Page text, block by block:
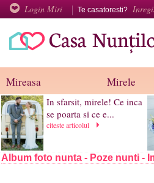
Login Miri Te casatoresti?
Mireasa Mirele
In sfarsit, mirele! Ce inca
se poarta si ce e...
citeste articolul
Album foto nunta - Poze nunti -